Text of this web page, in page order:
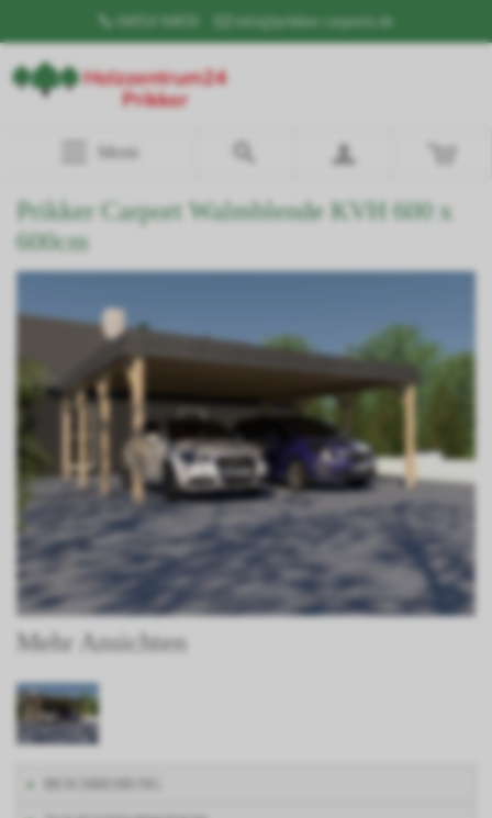
info@prikker-carports.de
Menü
Prikker Carport Walmblende KVH 600 x
600cm
Mehr Ansichten